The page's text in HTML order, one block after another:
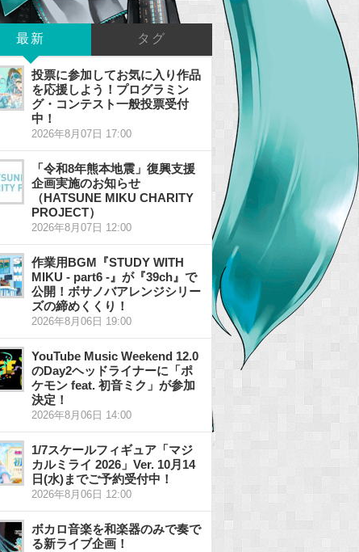
最新 タグ
投票に参加してお気に入り作品
を応援しよう！プログラミン
グ・コンテスト一般投票受付
中！
2026年8月07日 17:00
「令和8年熊本地震」復興支援
企画実施のお知らせ
（HATSUNE MIKU CHARITY
PROJECT）
2026年8月07日 12:00
作業用BGM『STUDY WITH
MIKU - part6 -』が『39ch』で
公開！ボサノバアレンジシリー
ズの締めくくり！
2026年8月06日 19:00
YouTube Music Weekend 12.0
のDay2ヘッドライナーに「ポ
ケモン feat. 初音ミク」が参加
決定！
2026年8月06日 14:00
1/7スケールフィギュア「マジ
カルミライ 2026」Ver. 10月14
日(水)までご予約受付中！
2026年8月06日 12:00
ボカロ音楽を和楽器のみで奏で
る新ライブ企画！